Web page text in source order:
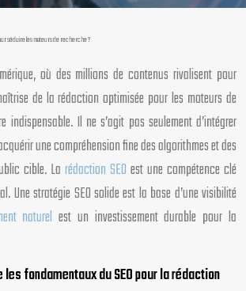
séduire les moteurs de recherche ?
où des millions de contenus rivalisent pour
de la rédaction optimisée pour les moteurs de
indispensable. Il ne s’agit pas seulement d’intégrer
une compréhension fine des algorithmes et des
cible. La rédaction SEO est une compétence clé
Une stratégie SEO solide est la base d’une visibilité
naturelest un investissement durable pour la
les fondamentaux du SEO pour la rédaction